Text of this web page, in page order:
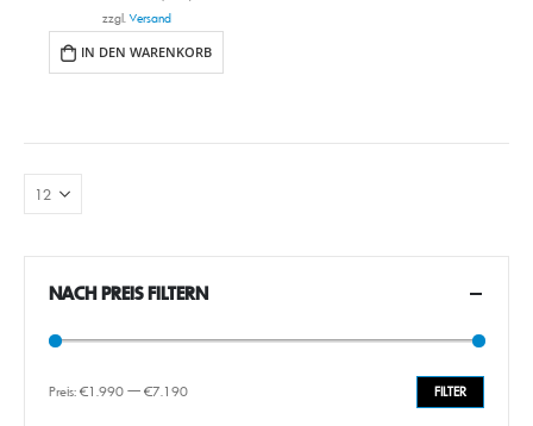
zzgl.Versand
IN DEN WARENKORB
NACH PREIS FILTERN
FILTER
Preis: €1.990 — €7.190